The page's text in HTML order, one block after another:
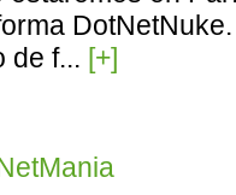
de f... [+]